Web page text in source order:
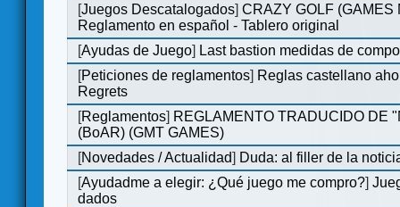
[Juegos Descatalogados]CRAZY GOLF (GAMES
Reglamento en español - Tablero original
[Ayudas de Juego] Last bastion medidas de
[Peticiones de reglamentos] Reglas castellano
Regrets
[Reglamentos] REGLAMENTO TRADUCIDO DE
(BoAR) (GMT GAMES)
[Novedades / Actualidad] Duda: al filler de la
[Ayudadme a elegir: ¿Qué juego me compro?]
dados